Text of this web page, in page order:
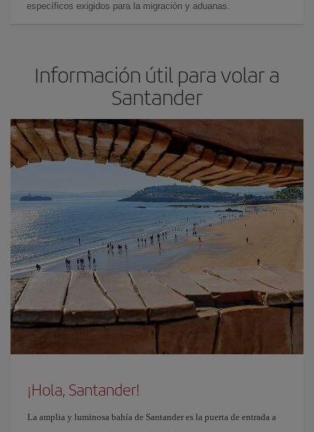
específicos exigidos para la migración y aduanas.
Información útil para volar a
Santander
¡Hola, Santander!
La amplia y luminosa bahía de Santander es la puerta de entrada a